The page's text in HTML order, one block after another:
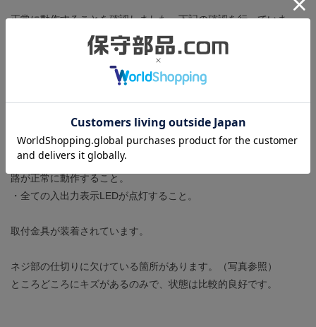
正常に動作することを確認しました。下記の確認を行っていま
・プログラミングコンソールでメモリの消去とプログラムの読み
書きが正常に行えること。
・全ての入力端子に信号を入力し、それぞれの信号をCPUが正常
に認識すること。
・全ての出力端子に負荷（リレー）を接続し、それぞれの出力回
路が正常に動作すること。
・全ての入出力表示LEDが点灯すること。
取付金具が装着されています。
ネジ部の仕切りに欠けている箇所があります。（写真参照）
ところどころにキズがあるのみで、状態は比較的良好です。